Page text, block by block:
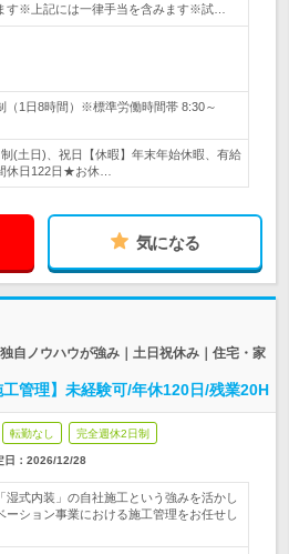
す※上記には一律手当を含みます※試…
（1日8時間）※標準労働時間帯 8:30～
制(土日)、祝日【休暇】年末年始休暇、有給
休日122日★お休…
気になる
自ノウハウが強み｜土日祝休み｜住宅・家
管理】未経験可/年休120日/残業20H
転勤なし 完全週休2日制
： 2026/12/28
湿式内装」の自社施工という強みを活かし
ーション事業における施工管理をお任せし